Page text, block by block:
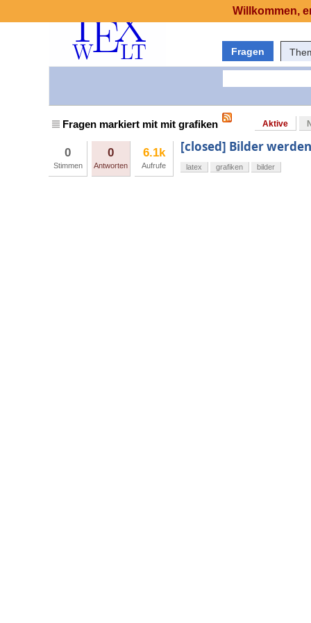
Fragen
Fragen markiert mit mit grafiken Aktive
0
Stimmen
0
Antworten
6.1k
Aufrufe
[closed] Bilder
latex grafiken bilder
Willkommen,